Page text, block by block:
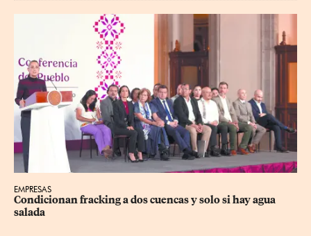
EMPRESAS
Condicionan fracking a dos cuencas y solo si hay agua
salada